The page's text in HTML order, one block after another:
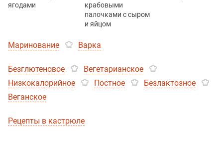
ягодами
крабовыми
палочками с сыром
и яйцом
Маринование Варка
Безглютеновое
Вегетарианское
Низкокалорийное
Постное
Безлактозное
Веганское
Рецепты в кастрюле